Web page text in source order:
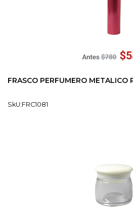
FRASCO PERFUMERO METALICO
SkU:FRC1081